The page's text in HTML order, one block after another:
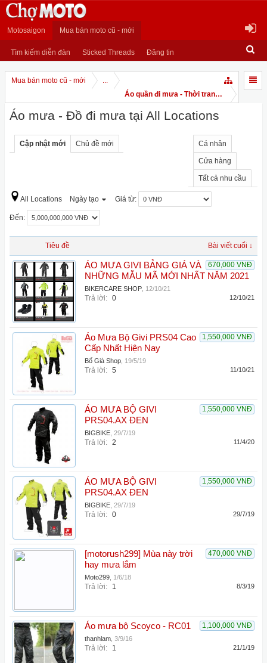
Motosaigon Mua bán moto cũ - mới
Tìm kiếm diễn đàn Sticked Threads Đăng tin
Mua bán moto cũ - mới
...
Áo quần đi mưa - Thời trang moto - mô
Áo mưa - Đồ đi mưa tại All Locations
Cập nhật mới Chủ đề mới Cá nhân
Cửa hàng
Tất cả nhu cầu
All Locations Ngày tạo Giá từ:
Đến:
Tiêu đề Bài viết cuối ↓
670,000 VNĐ
ÁO MƯA GIVI BẢNG GIÁ VÀ
NHỮNG MẪU MÃ MỚI NHẤT NĂM 2021
BIKERCARE SHOP 12/10/21
Trả lời: 0 12/10/21
1,550,000 VNĐ
Áo Mưa Bộ Givi PRS04 Cao
Cấp Nhất Hiện Nay
Bố Già Shop 19/5/19
Trả lời: 5 11/10/21
1,550,000 VNĐ
ÁO MƯA BỘ GIVI
PRS04.AX ĐEN
BIGBIKE 29/7/19
Trả lời: 2 11/4/20
1,550,000 VNĐ
ÁO MƯA BỘ GIVI
PRS04.AX ĐEN
BIGBIKE 29/7/19
Trả lời: 0 29/7/19
470,000 VNĐ
[motorush299] Mùa này trời
hay mưa lắm
Moto299 1/6/18
Trả lời: 1 8/3/19
1,100,000 VNĐ
Áo mưa bộ Scoyco - RC01
thanhlam 3/9/16
Trả lời: 1 21/1/19